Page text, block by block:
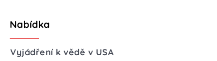
Nabídka
Vyjádření k vědě v USA